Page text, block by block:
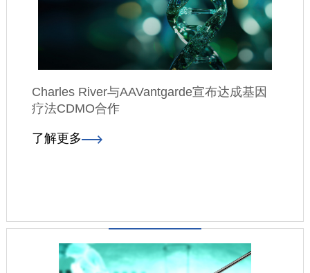
Charles River与AAVantgarde宣布达成基因
疗法CDMO合作
了解更多